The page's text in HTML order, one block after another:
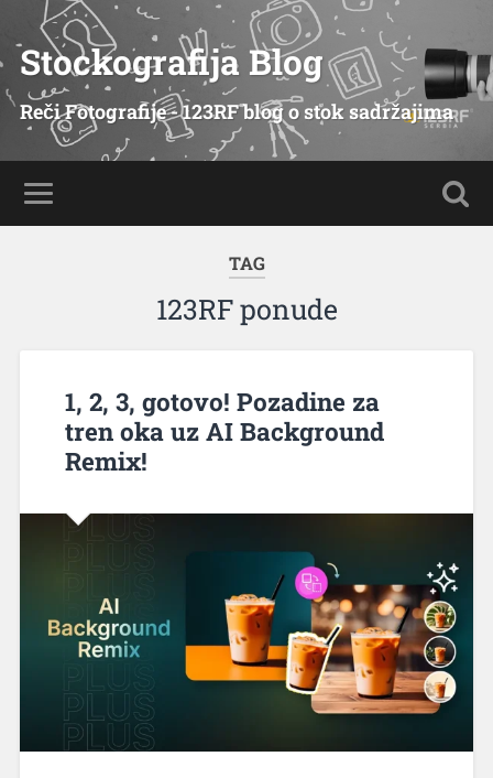
Stockografija Blog
Reči Fotografije - 123RF blog o stok sadržajima
TAG
123RF ponude
1, 2, 3, gotovo! Pozadine za
tren oka uz AI Background
Remix!